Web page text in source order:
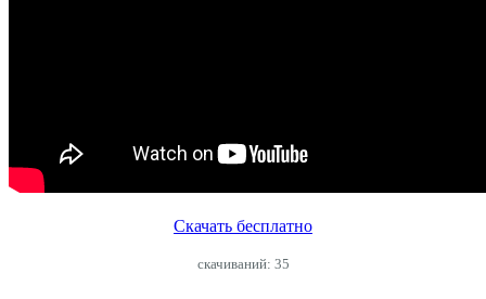
Скачать бесплатно
cкачиваний: 35